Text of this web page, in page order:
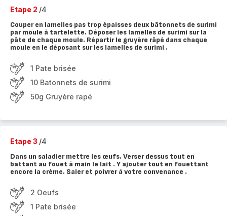
Etape 2 /4
Couper en lamelles pas trop épaisses deux bâtonnets de surimi
par moule à tartelette. Déposer les lamelles de surimi sur la
pâte de chaque moule. Répartir le gruyère râpé dans chaque
moule en le déposant sur les lamelles de surimi .
1 Pate brisée
10 Batonnets de surimi
50g Gruyère rapé
Etape 3 /4
Dans un saladier mettre les œufs. Verser dessus tout en
battant au fouet à main le lait . Y ajouter tout en fouettant
encore la crème. Saler et poivrer à votre convenance .
2 Oeufs
1 Pate brisée